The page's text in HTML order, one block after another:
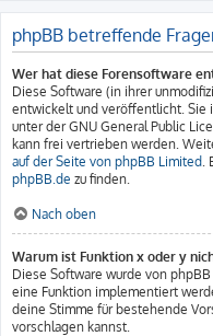
phpBB betreffende
Wer hat diese Forensoftware
Diese Software (in ihrer
entwickelt und veröffentlicht. Sie
unter der GNU General Public
kann frei vertrieben werden.
auf der Seite von phpBB Limited
phpBB.de zu finden.
Nach oben
Warum ist Funktion x oder y
Diese Software wurde von
eine Funktion implementiert
deine Stimme für bestehende
vorschlagen kannst.